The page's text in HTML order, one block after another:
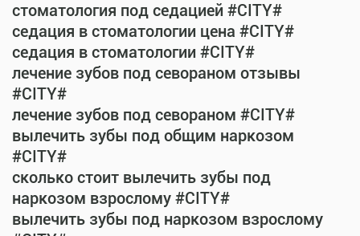
стоматология под седацией #CITY#
седация в стоматологии цена #CITY#
седация в стоматологии #CITY#
лечение зубов под севораном отзывы
#CITY#
лечение зубов под севораном #CITY#
вылечить зубы под общим наркозом
#CITY#
сколько стоит вылечить зубы под
наркозом взрослому #CITY#
вылечить зубы под наркозом взрослому